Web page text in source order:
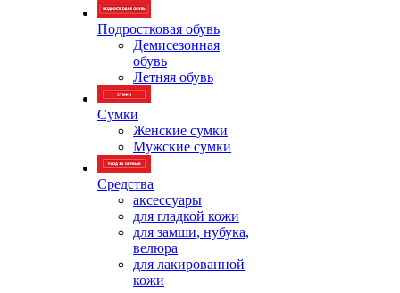
Подростковая обувь
Демисезонная
обувь
Летняя обувь
Сумки
Женские сумки
Мужские сумки
Средства
аксессуары
для гладкой кожи
для замши, нубука,
велюра
для лакированной
кожи